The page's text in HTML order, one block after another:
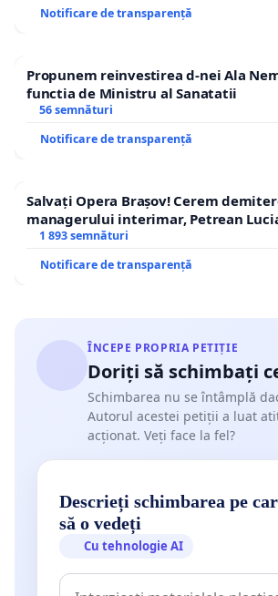
Notificare de transparență
Propunem reinvestirea d-nei Ala
functia de Ministru al Sanatatii
56 semnături
Notificare de transparență
Salvați Opera Brașov! Cerem
managerului interimar, Petrean
1 893 semnături
Notificare de transparență
ÎNCEPE PROPRIA PETIȚIE
Doriți să schimbați
Schimbarea nu se întâmplă
Autorul acestei petiții a luat
acționat. Veți face la fel?
Descrieți schimbarea pe
să o vedeți
Cu tehnologie AI